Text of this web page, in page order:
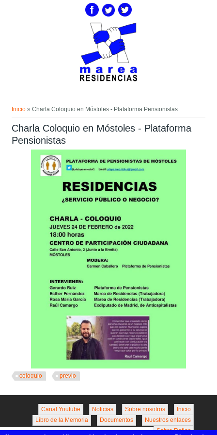
Inicio » Charla Coloquio en Móstoles - Plataforma Pensionistas
Charla Coloquio en Móstoles - Plataforma
Pensionistas
coloquio previo
Inicio
Sobre nosotros
Noticias
Canal Youtube
Nuestros enlaces
Documentos
Libro de la Memoria
Sobre Ratios